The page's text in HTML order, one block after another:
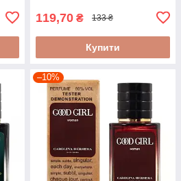
119,70 ₴ 133 ₴
Купити
–10%